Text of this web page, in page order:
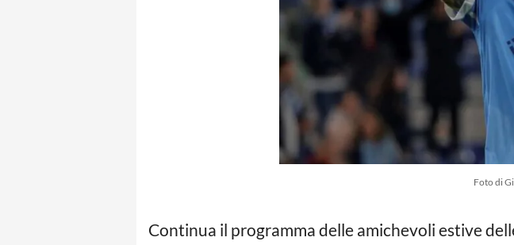
Foto di
Continua il programma delle amichevoli estive